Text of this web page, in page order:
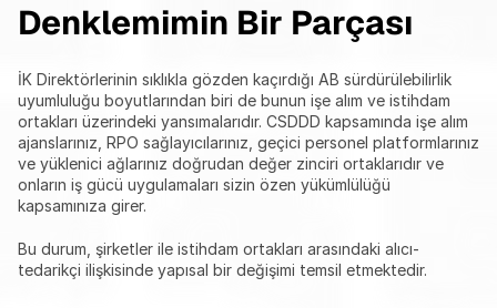
Denklemimin Bir Parçası
İK Direktörlerinin sıklıkla gözden kaçırdığı AB sürdürülebilirlik
uyumluluğu boyutlarından biri de bunun işe alım ve istihdam
ortakları üzerindeki yansımalarıdır. CSDDD kapsamında işe alım
ajanslarınız, RPO sağlayıcılarınız, geçici personel platformlarınız
ve yüklenici ağlarınız doğrudan değer zinciri ortaklarıdır ve
onların iş gücü uygulamaları sizin özen yükümlülüğü
kapsamınıza girer.
Bu durum, şirketler ile istihdam ortakları arasındaki alıcı-
tedarikçi ilişkisinde yapısal bir değişimi temsil etmektedir.